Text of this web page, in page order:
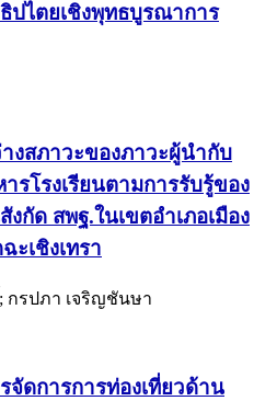
ปไตยเชิงพุทธบูรณาการ
งสภาวะของภาวะผู้นำกับ
รโรงเรียนตามการรับรู้ของ
งกัด สพฐ.ในเขตอำเภอเมือง
ะเชิงเทรา
รปภา เจริญชันษา
ดการการท่องเที่ยวด้าน